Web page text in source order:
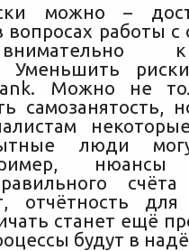
можно –
работы с
Уменьшить
Можно не
самозанятость,
люди
нюансы
счёта
отчётность
станет ещё
будут в